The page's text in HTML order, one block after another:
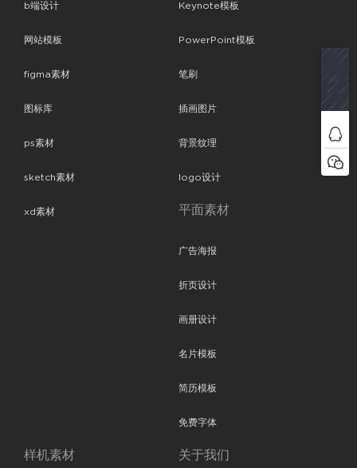
b端设计
网站模板
figma素材
图标库
ps素材
sketch素材
xd素材
Keynote模板
PowerPoint模板
笔刷
插画图片
背景纹理
logo设计
平面素材
广告海报
折页设计
画册设计
名片模板
简历模板
免费字体
样机素材 关于我们